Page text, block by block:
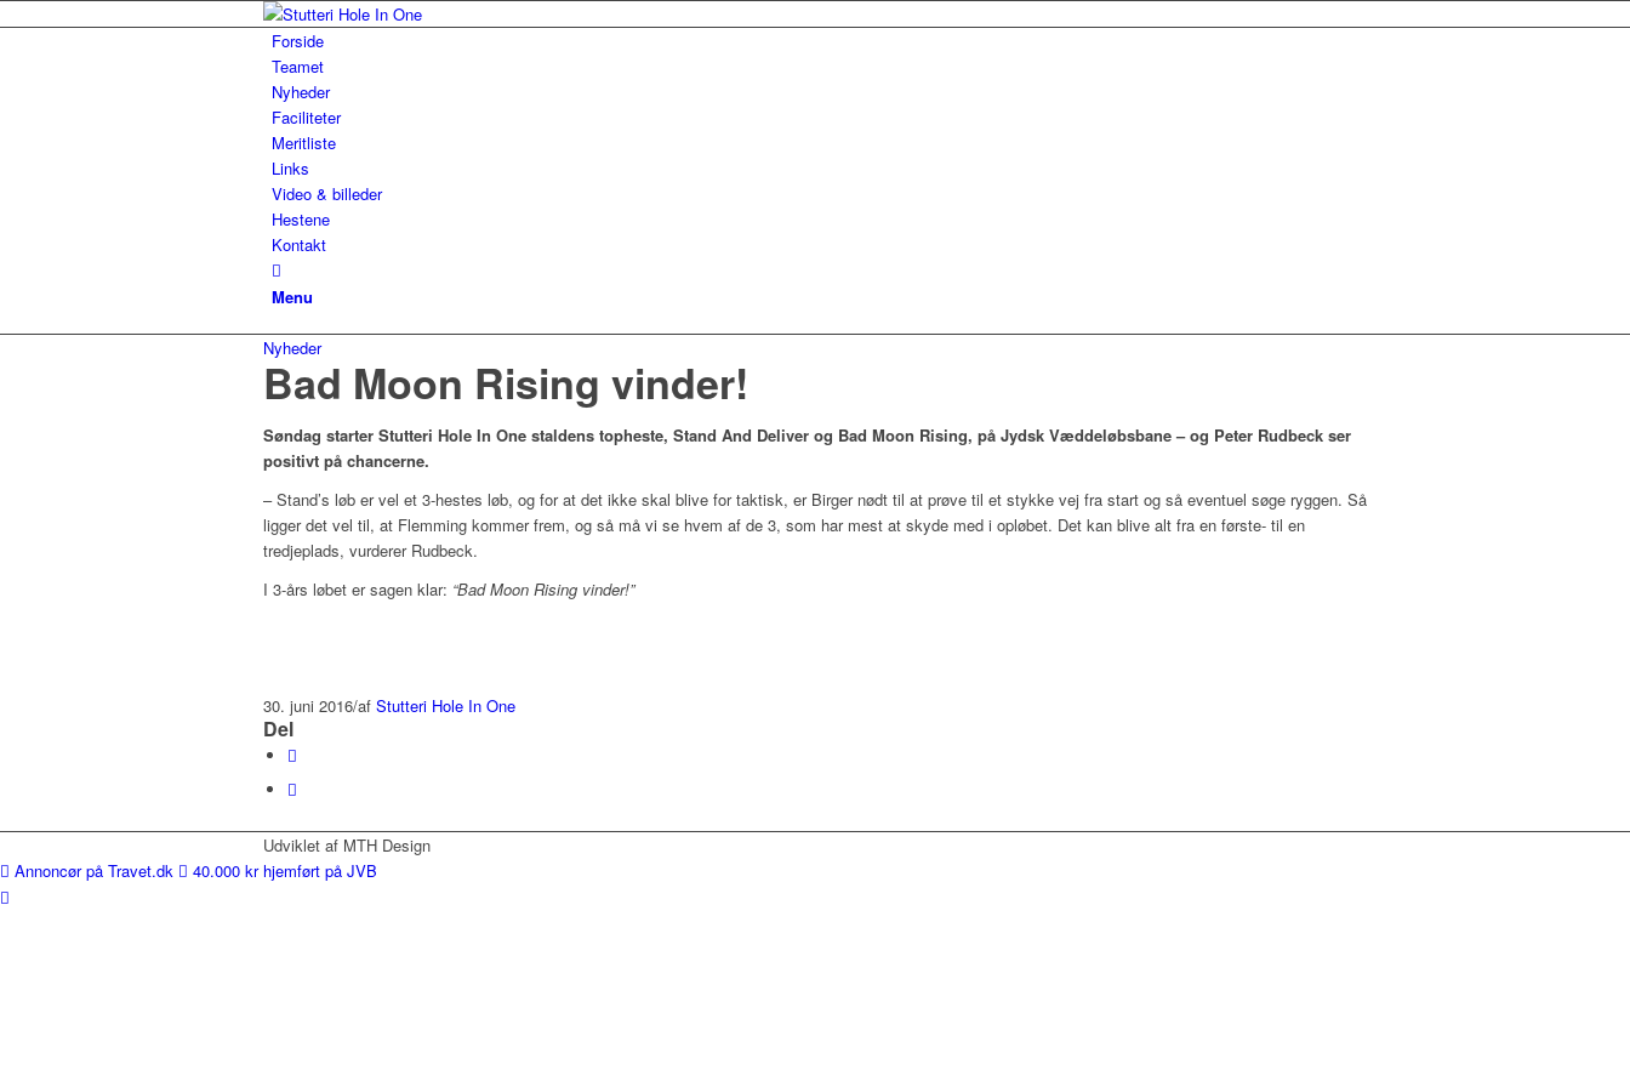
Forside
Teamet
Nyheder
Faciliteter
Meritliste
Links
Video & billeder
Hestene
Kontakt
Menu
Nyheder
Bad Moon Rising vinder!
Søndag starter Stutteri Hole In One staldens topheste, Stand And Deliver og Bad Moon Rising, på Jydsk Væddeløbsbane – og Peter Rudbeck ser
positivt på chancerne.
– Stand’s løb er vel et 3-hestes løb, og for at det ikke skal blive for taktisk, er Birger nødt til at prøve til et stykke vej fra start og så eventuel søge ryggen. Så
ligger det vel til, at Flemming kommer frem, og så må vi se hvem af de 3, som har mest at skyde med i opløbet. Det kan blive alt fra en første- til en
tredjeplads, vurderer Rudbeck.
I 3-års løbet er sagen klar: “Bad Moon Rising vinder!”
30. juni 2016/af Stutteri Hole In One
Del
Udviklet af MTH Design
Annoncør på Travet.dk
40.000 kr hjemført på JVB